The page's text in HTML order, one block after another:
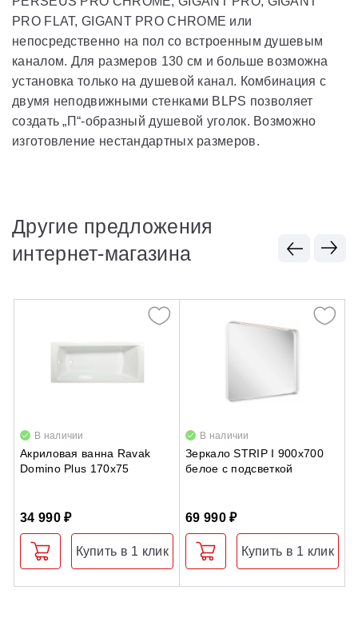
PRO FLAT, GIGANT PRO CHROME или
непосредственно на пол со встроенным душевым
каналом. Для размеров 130 см и больше возможна
установка только на душевой канал. Комбинация с
двумя неподвижными стенками BLPS позволяет
создать „П“-образный душевой уголок. Возможно
изготовление нестандартных размеров.
Другие предложения
интернет-магазина
В наличии
Акриловая ванна Ravak
Domino Plus 170х75
34 990 ₽
Купить в 1 клик
В наличии
Зеркало STRIP I 900x700
белое с подсветкой
69 990 ₽
Купить в 1 клик